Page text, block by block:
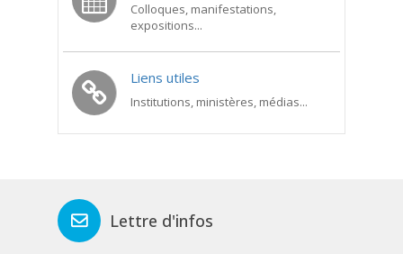
Colloques, manifestations,
expositions...
Liens utiles
Institutions, ministères, médias...
Lettre d'infos